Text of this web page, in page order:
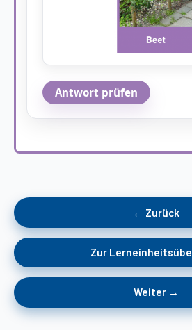
Antwort prüfen
← Zurück
Zur
Weiter →